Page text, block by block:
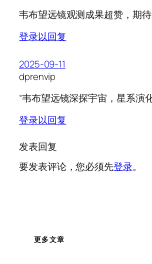
韦布望远镜观测成果超赞，期待
登录以回复
2025-09-11
dprenvip
“韦布望远镜深探宇宙，星系演
登录以回复
发表回复
要发表评论，您必须先登录。
更多文章